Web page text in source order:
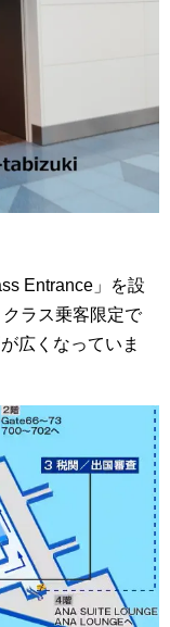
Entrance」を設
ラス乗客限定で
広くなっていま